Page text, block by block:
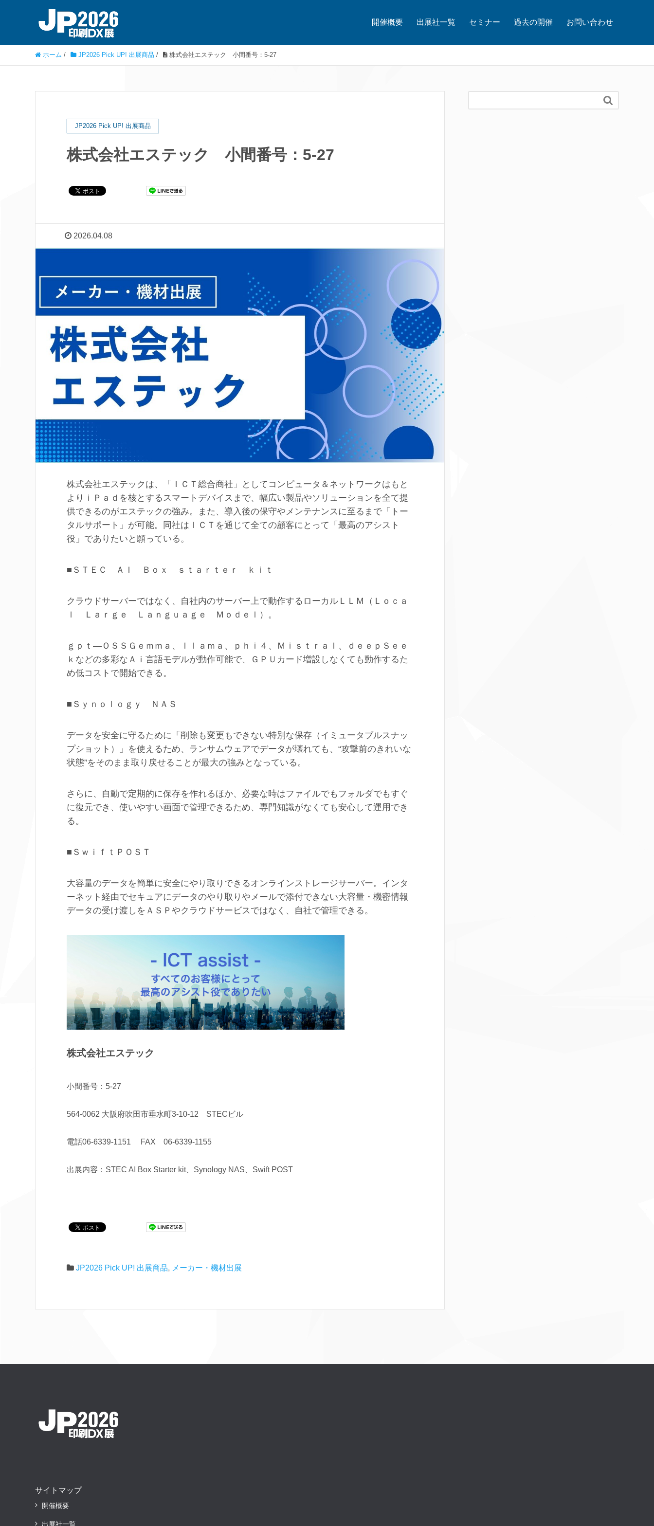
開催概要 出展社一覧 セミナー 過去の開催 お問い合わせ
ホーム / JP2026 Pick UP! 出展商品 / 株式会社エステック 小間番号：5-27
JP2026 Pick UP! 出展商品
株式会社エステック 小間番号：5-27
2026.04.08
株式会社エステックは、「ＩＣＴ総合商社」としてコンピュータ＆ネットワークはもと
よりｉＰａｄを核とするスマートデバイスまで、幅広い製品やソリューションを全て提
供できるのがエステックの強み。また、導入後の保守やメンテナンスに至るまで「トー
タルサポート」が可能。同社はＩＣＴを通じて全ての顧客にとって「最高のアシスト
役」でありたいと願っている。
■ＳＴＥＣ ＡＩ Ｂｏｘ ｓｔａｒｔｅｒ ｋｉｔ
クラウドサーバーではなく、自社内のサーバー上で動作するローカルＬＬＭ（Ｌｏｃａ
ｌ Ｌａｒｇｅ Ｌａｎｇｕａｇｅ Ｍｏｄｅｌ）。
ｇｐｔ―ＯＳＳＧｅｍｍａ、ｌｌａｍａ、ｐｈｉ４、Ｍｉｓｔｒａｌ、ｄｅｅｐＳｅｅ
ｋなどの多彩なＡｉ言語モデルが動作可能で、ＧＰＵカード増設しなくても動作するた
め低コストで開始できる。
■Ｓｙｎｏｌｏｇｙ ＮＡＳ
データを安全に守るために「削除も変更もできない特別な保存（イミュータブルスナッ
プショット）」を使えるため、ランサムウェアでデータが壊れても、“攻撃前のきれいな
状態”をそのまま取り戻せることが最大の強みとなっている。
さらに、自動で定期的に保存を作れるほか、必要な時はファイルでもフォルダでもすぐ
に復元でき、使いやすい画面で管理できるため、専門知識がなくても安心して運用でき
る。
■ＳｗｉｆｔＰＯＳＴ
大容量のデータを簡単に安全にやり取りできるオンラインストレージサーバー。インタ
ーネット経由でセキュアにデータのやり取りやメールで添付できない大容量・機密情報
データの受け渡しをＡＳＰやクラウドサービスではなく、自社で管理できる。
株式会社エステック
小間番号：5-27
564-0062 大阪府吹田市垂水町3-10-12 STECビル
電話06-6339-1151 FAX 06-6339-1155
出展内容：STEC AI Box Starter kit、Synology NAS、Swift POST
JP2026 Pick UP! 出展商品, メーカー・機材出展

サイトマップ
開催概要
出展社一覧